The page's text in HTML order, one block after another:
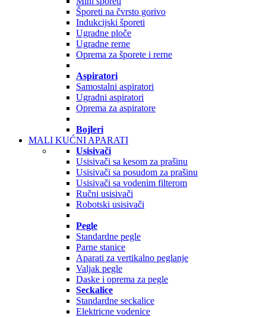
Šporeti na čvrsto gorivo
Indukcijski šporeti
Ugradne ploče
Ugradne rerne
Oprema za šporete i rerne
Aspiratori
Samostalni aspiratori
Ugradni aspiratori
Oprema za aspiratore
Bojleri
MALI KUĆNI APARATI
Usisivači
Usisivači sa kesom za prašinu
Usisivači sa posudom za prašinu
Usisivači sa vodenim filterom
Ručni usisivači
Robotski usisivači
Pegle
Standardne pegle
Parne stanice
Aparati za vertikalno peglanje
Valjak pegle
Daske i oprema za pegle
Seckalice
Standardne seckalice
Elektricne vodenice